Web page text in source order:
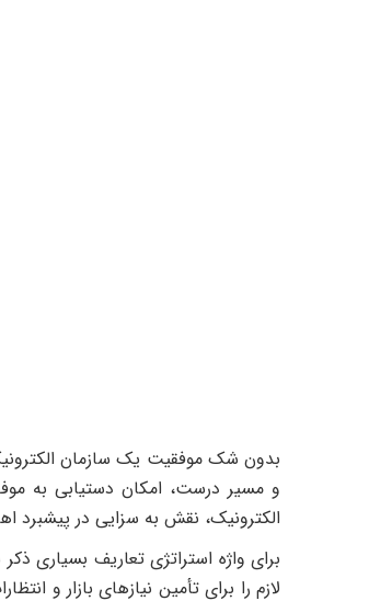
بدون شک موفقیت یک سازمان
و مسیر درست، امکان دستیابی به
الکترونیک، نقش به سزایی در
برای واژه استراتژی تعاریف بسیاری
لازم را برای تأمین نیازهای بازار و